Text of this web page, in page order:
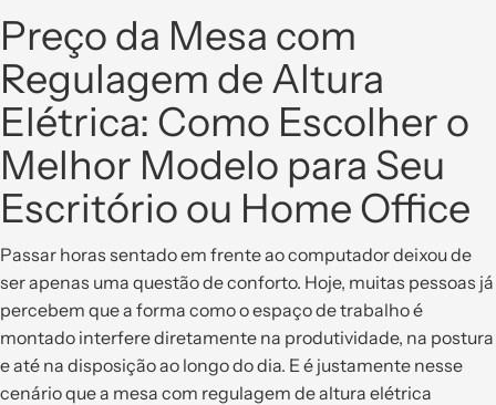
Preço da Mesa com
Regulagem de Altura
Elétrica: Como Escolher o
Melhor Modelo para Seu
Escritório ou Home Office
Passar horas sentado em frente ao computador deixou de
ser apenas uma questão de conforto. Hoje, muitas pessoas já
percebem que a forma como o espaço de trabalho é
montado interfere diretamente na produtividade, na postura
e até na disposição ao longo do dia. E é justamente nesse
cenário que a mesa com regulagem de altura elétrica